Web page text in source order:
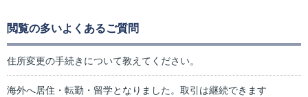
閲覧の多いよくあるご質問
住所変更の手続きについて教えてください。
海外へ居住・転勤・留学となりました。取引は継続できます